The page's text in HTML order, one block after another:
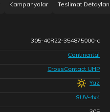
Kampanyalar Teslimat Detayları
305-40R22-354875000-c
Continental
CrossContact UHP
Yaz
SUV-4x4